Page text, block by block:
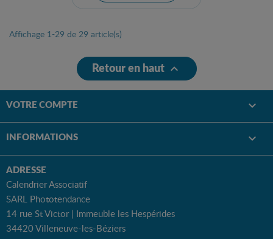
Affichage 1-29 de 29 article(s)
Retour en haut 
VOTRE COMPTE 
INFORMATIONS 
ADRESSE
Calendrier Associatif
SARL Phototendance
14 rue St Victor | Immeuble les Hespérides
34420 Villeneuve-les-Béziers